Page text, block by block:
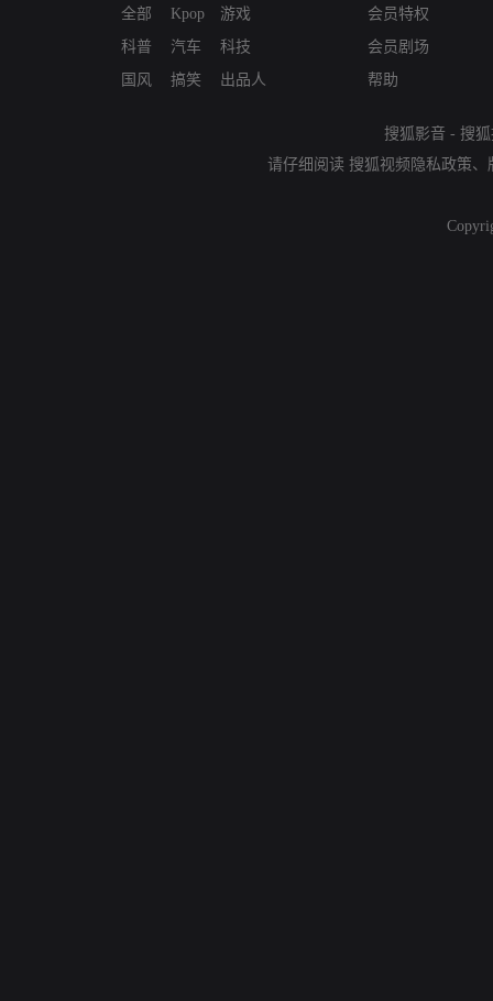
全部
科普
国风
Kpop
汽车
搞笑
游戏
科技
出品人
会员特权
会员剧场
帮助
搜狐影音 - 搜
请仔细阅读 搜狐视频隐私政策、